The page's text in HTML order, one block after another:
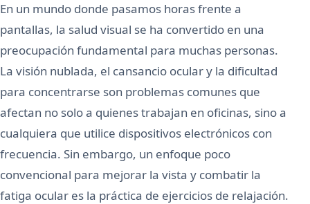
En un mundo donde pasamos horas frente a
pantallas, la salud visual se ha convertido en una
preocupación fundamental para muchas personas.
La visión nublada, el cansancio ocular y la dificultad
para concentrarse son problemas comunes que
afectan no solo a quienes trabajan en oficinas, sino a
cualquiera que utilice dispositivos electrónicos con
frecuencia. Sin embargo, un enfoque poco
convencional para mejorar la vista y combatir la
fatiga ocular es la práctica de ejercicios de relajación.